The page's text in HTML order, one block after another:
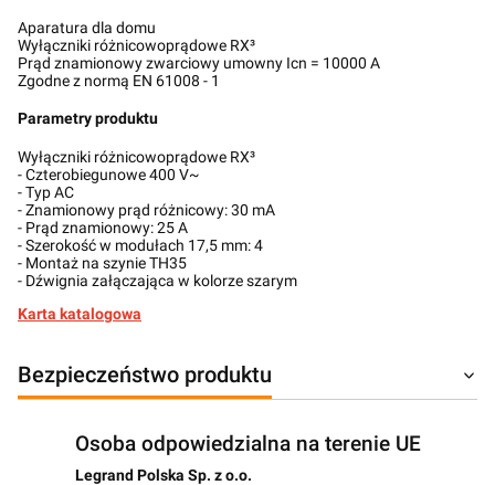
Aparatura dla domu
Wyłączniki różnicowoprądowe RX³
Prąd znamionowy zwarciowy umowny Icn = 10000 A
Zgodne z normą EN 61008 - 1
Parametry produktu
Wyłączniki różnicowoprądowe RX³
- Czterobiegunowe 400 V~
- Typ AC
- Znamionowy prąd różnicowy: 30 mA
- Prąd znamionowy: 25 A
- Szerokość w modułach 17,5 mm: 4
- Montaż na szynie TH35
- Dźwignia załączająca w kolorze szarym
Karta katalogowa
Bezpieczeństwo produktu
Osoba odpowiedzialna na terenie UE
Legrand Polska Sp. z o.o.